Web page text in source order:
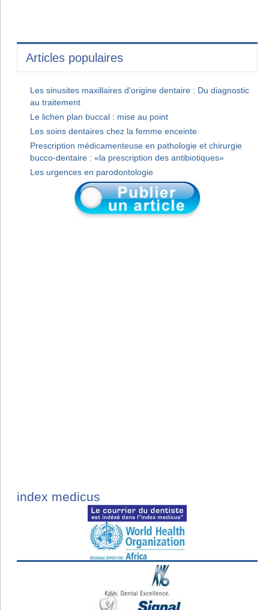
Articles populaires
Les sinusites maxillaires d'origine dentaire : Du diagnostic
au traitement
Le lichen plan buccal : mise au point
Les soins dentaires chez la femme enceinte
Prescription médicamenteuse en pathologie et chirurgie
bucco-dentaire : «la prescription des antibiotiques»
Les urgences en parodontologie
index medicus